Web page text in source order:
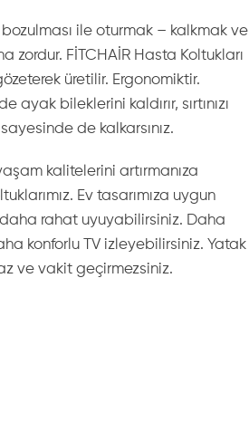
ile oturmak – kalkmak ve
zordur. FİTCHAİR Hasta Koltukları
üretilir. Ergonomiktir.
ayak bileklerini kaldırır, sırtınızı
de kalkarsınız.
kalitelerini artırmanıza
Ev tasarımıza uygun
rahat uyuyabilirsiniz. Daha
konforlu TV izleyebilirsiniz. Yatak
ve vakit geçirmezsiniz.